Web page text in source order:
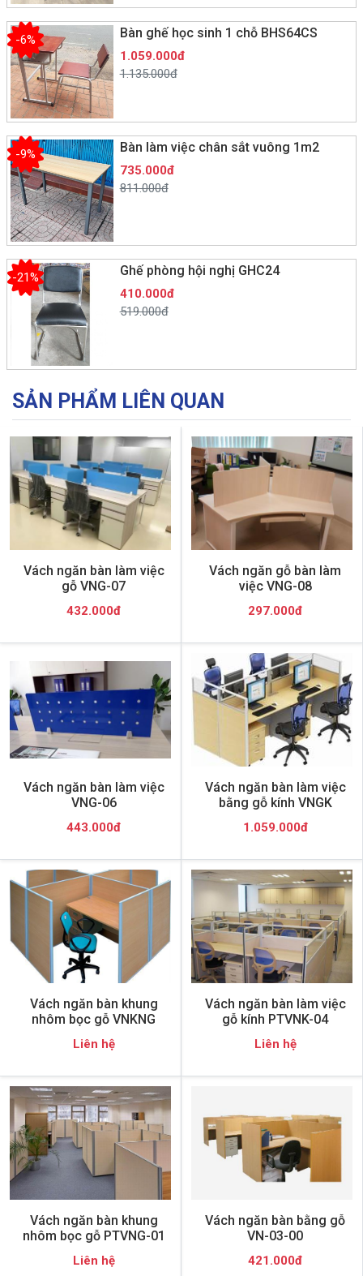
Bàn ghế học sinh 1 chỗ BHS64CS
-6%
1.059.000đ
1.135.000đ
Bàn làm việc chân sắt vuông 1m2
-9%
735.000đ
811.000đ
Ghế phòng hội nghị GHC24
-21%
410.000đ
519.000đ
SẢN PHẨM LIÊN QUAN
Vách ngăn bàn làm việc
gỗ VNG-07
432.000đ
Vách ngăn gỗ bàn làm
việc VNG-08
297.000đ
Vách ngăn bàn làm việc
VNG-06
443.000đ
Vách ngăn bàn làm việc
bằng gỗ kính VNGK
1.059.000đ
Vách ngăn bàn khung
nhôm bọc gỗ VNKNG
Liên hệ
Vách ngăn bàn làm việc
gỗ kính PTVNK-04
Liên hệ
Vách ngăn bàn khung
nhôm bọc gỗ PTVNG-01
Liên hệ
Vách ngăn bàn bằng gỗ
VN-03-00
421.000đ